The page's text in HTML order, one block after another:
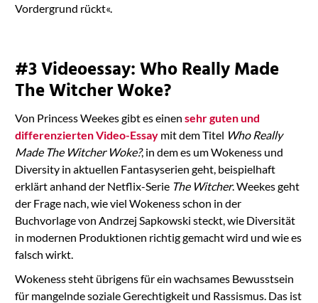
Vordergrund rückt«.
#3 Videoessay: Who Really Made
The Witcher Woke?
Von Princess Weekes gibt es einen sehr guten und
differenzierten Video-Essaymit dem Titel Who Really
Made The Witcher Woke?, in dem es um Wokeness und
Diversity in aktuellen Fantasyserien geht, beispielhaft
erklärt anhand der Netflix-Serie The Witcher. Weekes geht
der Frage nach, wie viel Wokeness schon in der
Buchvorlage von Andrzej Sapkowski steckt, wie Diversität
in modernen Produktionen richtig gemacht wird und wie es
falsch wirkt.
Wokeness steht übrigens für ein wachsames Bewusstsein
für mangelnde soziale Gerechtigkeit und Rassismus. Das ist